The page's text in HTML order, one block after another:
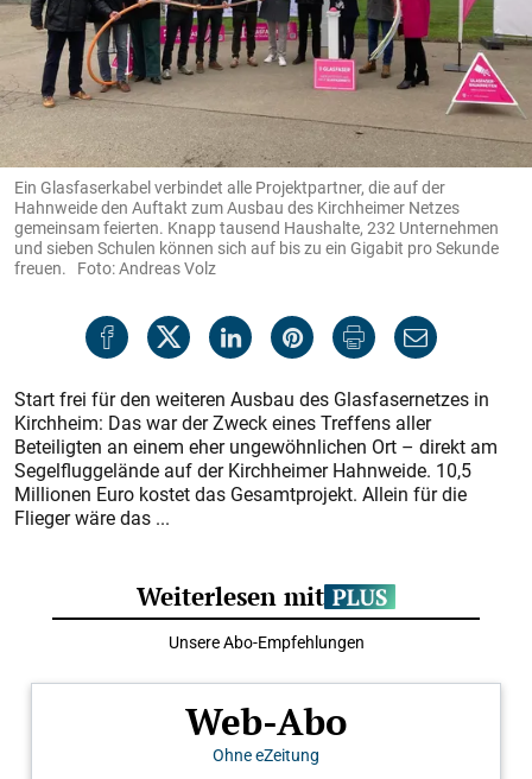
Ein Glasfaserkabel verbindet alle Projektpartner, die auf der
Hahnweide den Auftakt zum Ausbau des Kirchheimer Netzes
gemeinsam feierten. Knapp tausend Haushalte, 232 Unternehmen
und sieben Schulen können sich auf bis zu ein Gigabit pro Sekunde
freuen. Foto: Andreas Volz
Start frei für den weiteren Ausbau des Glasfasernetzes in
Kirchheim: Das war der Zweck eines Treffens aller
Beteiligten an einem eher ungewöhnlichen Ort – direkt am
Segelfluggelände auf der Kirchheimer Hahnweide. 10,5
Millionen Euro kostet das Gesamtprojekt. Allein für die
Flieger wäre das ...